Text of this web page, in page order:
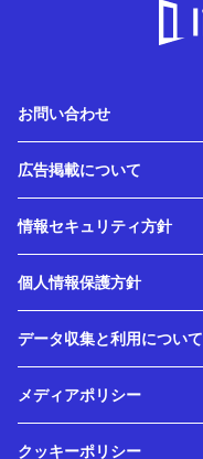
お問い合わせ
広告掲載について
情報セキュリティ方針
個人情報保護方針
データ収集と利用について
メディアポリシー
クッキーポリシー